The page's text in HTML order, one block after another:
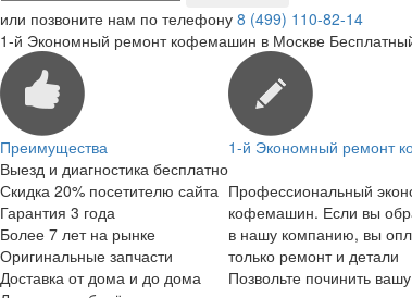
или позвоните нам по телефону 8 (499) 110-82-14
1-й Экономный ремонт кофемашин в Москве
Преимущества 1-й Экономный ремонт
Выезд и диагностика бесплатно
Скидка 20% посетителю сайта
Гарантия 3 года
Более 7 лет на рынке
Оригинальные запчасти
Доставка от дома и до дома
Профессиональный
кофемашин. Если вы
в нашу компанию, вы
только ремонт и детали
Позвольте починить